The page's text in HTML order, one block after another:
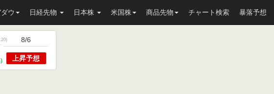
ウ 日経先物 日本株 米国株 商品先物 チャート検索 暴落予想
) 8/6
上昇予想